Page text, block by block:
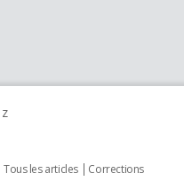
z
Tous les articles
Corrections